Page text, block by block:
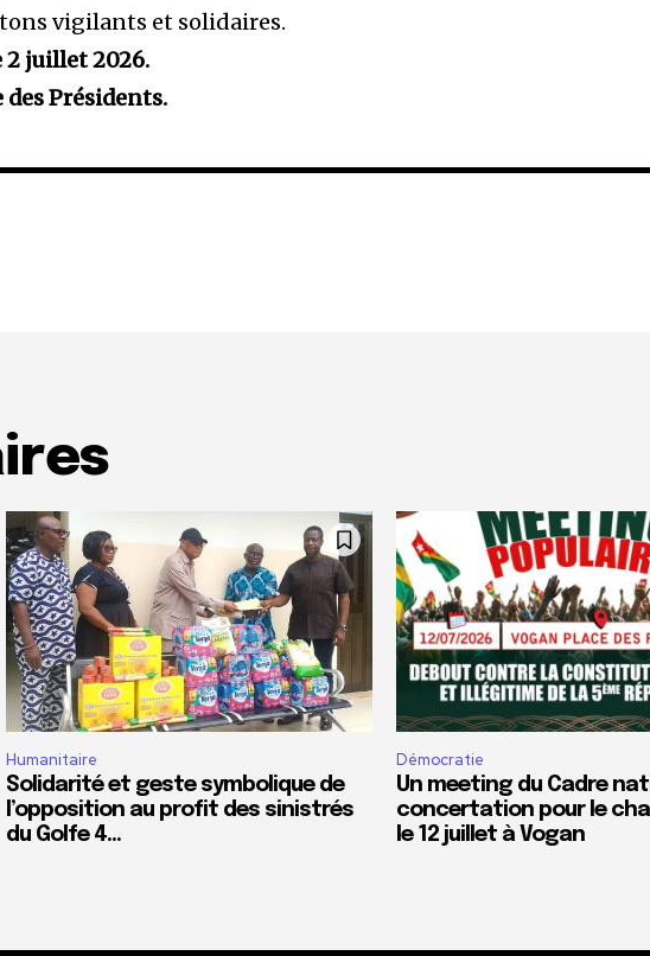
vigilants et solidaires.
2 juillet 2026.
Présidents.
Humanitaire
Solidarité et geste symbolique de
l’opposition au profit des sinistrés
du Golfe 4…
Démocratie
Un meeting du Cadre
concertation pour le
le 12 juillet à Vogan